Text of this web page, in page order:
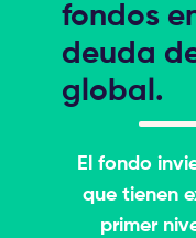
fondos
deuda
global.
El fondo
que tienen
primer